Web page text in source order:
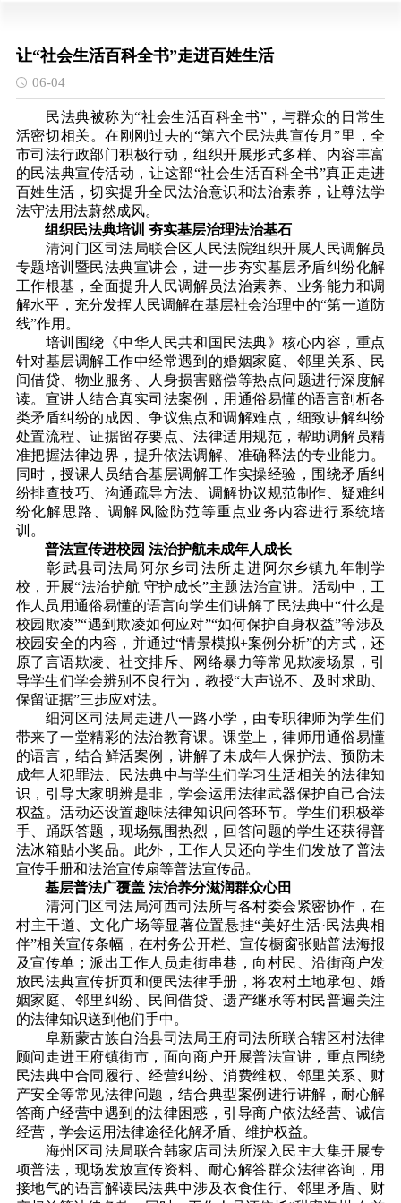
让“社会生活百科全书”走进百姓生活
06-04
民法典被称为“社会生活百科全书”，与群众的日常生
活密切相关。在刚刚过去的“第六个民法典宣传月”里，全
市司法行政部门积极行动，组织开展形式多样、内容丰富
的民法典宣传活动，让这部“社会生活百科全书”真正走进
百姓生活，切实提升全民法治意识和法治素养，让尊法学
法守法用法蔚然成风。
组织民法典培训 夯实基层治理法治基石
清河门区司法局联合区人民法院组织开展人民调解员
专题培训暨民法典宣讲会，进一步夯实基层矛盾纠纷化解
工作根基，全面提升人民调解员法治素养、业务能力和调
解水平，充分发挥人民调解在基层社会治理中的“第一道防
线”作用。
培训围绕《中华人民共和国民法典》核心内容，重点
针对基层调解工作中经常遇到的婚姻家庭、邻里关系、民
间借贷、物业服务、人身损害赔偿等热点问题进行深度解
读。宣讲人结合真实司法案例，用通俗易懂的语言剖析各
类矛盾纠纷的成因、争议焦点和调解难点，细致讲解纠纷
处置流程、证据留存要点、法律适用规范，帮助调解员精
准把握法律边界，提升依法调解、准确释法的专业能力。
同时，授课人员结合基层调解工作实操经验，围绕矛盾纠
纷排查技巧、沟通疏导方法、调解协议规范制作、疑难纠
纷化解思路、调解风险防范等重点业务内容进行系统培
训。
普法宣传进校园 法治护航未成年人成长
彰武县司法局阿尔乡司法所走进阿尔乡镇九年制学
校，开展“法治护航 守护成长”主题法治宣讲。活动中，工
作人员用通俗易懂的语言向学生们讲解了民法典中“什么是
校园欺凌”“遇到欺凌如何应对”“如何保护自身权益”等涉及
校园安全的内容，并通过“情景模拟+案例分析”的方式，还
原了言语欺凌、社交排斥、网络暴力等常见欺凌场景，引
导学生们学会辨别不良行为，教授“大声说不、及时求助、
保留证据”三步应对法。
细河区司法局走进八一路小学，由专职律师为学生们
带来了一堂精彩的法治教育课。课堂上，律师用通俗易懂
的语言，结合鲜活案例，讲解了未成年人保护法、预防未
成年人犯罪法、民法典中与学生们学习生活相关的法律知
识，引导大家明辨是非，学会运用法律武器保护自己合法
权益。活动还设置趣味法律知识问答环节。学生们积极举
手、踊跃答题，现场氛围热烈，回答问题的学生还获得普
法冰箱贴小奖品。此外，工作人员还向学生们发放了普法
宣传手册和法治宣传扇等普法宣传品。
基层普法广覆盖 法治养分滋润群众心田
清河门区司法局河西司法所与各村委会紧密协作，在
村主干道、文化广场等显著位置悬挂“美好生活·民法典相
伴”相关宣传条幅，在村务公开栏、宣传橱窗张贴普法海报
及宣传单；派出工作人员走街串巷，向村民、沿街商户发
放民法典宣传折页和便民法律手册，将农村土地承包、婚
姻家庭、邻里纠纷、民间借贷、遗产继承等村民普遍关注
的法律知识送到他们手中。
阜新蒙古族自治县司法局王府司法所联合辖区村法律
顾问走进王府镇街市，面向商户开展普法宣讲，重点围绕
民法典中合同履行、经营纠纷、消费维权、邻里关系、财
产安全等常见法律问题，结合典型案例进行讲解，耐心解
答商户经营中遇到的法律困惑，引导商户依法经营、诚信
经营，学会运用法律途径化解矛盾、维护权益。
海州区司法局联合韩家店司法所深入民主大集开展专
项普法，现场发放宣传资料、耐心解答群众法律咨询，用
接地气的语言解读民法典中涉及衣食住行、邻里矛盾、财